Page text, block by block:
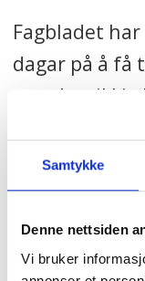
Samtykke
Denne nettsiden
Vi bruker
Fagbladet
dagar på å få
men har
tilsvar.
og intervju
VIKARBYRÅ
FRP
NYHETER